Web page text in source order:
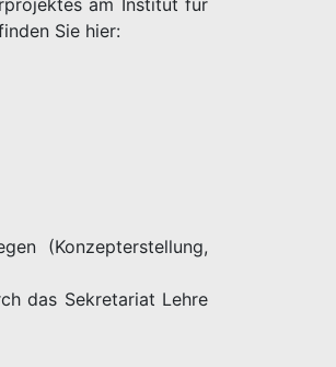
am Institut für
Sie hier:
(Konzepterstellung,
das Sekretariat Lehre